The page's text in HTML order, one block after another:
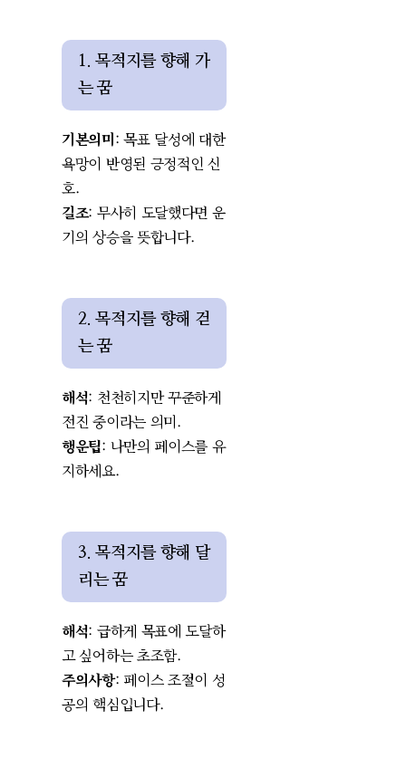
1. 목적지를 향해 가
는 꿈
기본의미: 목표 달성에 대한
욕망이 반영된 긍정적인 신
호.
길조: 무사히 도달했다면 운
기의 상승을 뜻합니다.
2. 목적지를 향해 걷
는 꿈
해석: 천천히지만 꾸준하게
전진 중이라는 의미.
행운팁: 나만의 페이스를 유
지하세요.
3. 목적지를 향해 달
리는 꿈
해석: 급하게 목표에 도달하
고 싶어하는 초조함.
주의사항: 페이스 조절이 성
공의 핵심입니다.